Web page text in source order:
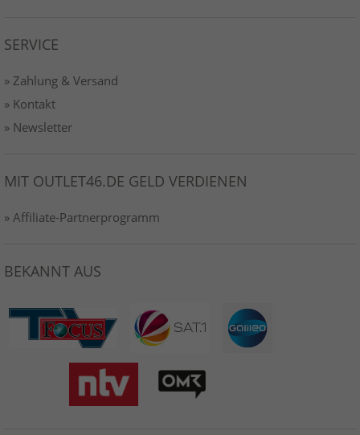
SERVICE
» Zahlung & Versand
» Kontakt
» Newsletter
MIT OUTLET46.DE GELD VERDIENEN
» Affiliate-Partnerprogramm
BEKANNT AUS